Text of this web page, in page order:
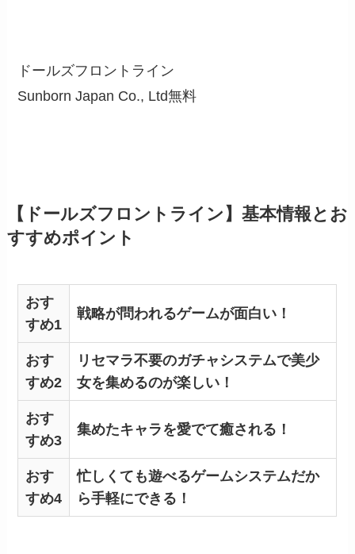
ドールズフロントライン
Sunborn Japan Co., Ltd無料
【ドールズフロントライン】基本情報とお
すすめポイント
おす
すめ1
戦略が問われるゲームが面白い！
おす
すめ2
リセマラ不要のガチャシステムで美少
女を集めるのが楽しい！
おす
すめ3
集めたキャラを愛でて癒される！
おす
すめ4
忙しくても遊べるゲームシステムだか
ら手軽にできる！